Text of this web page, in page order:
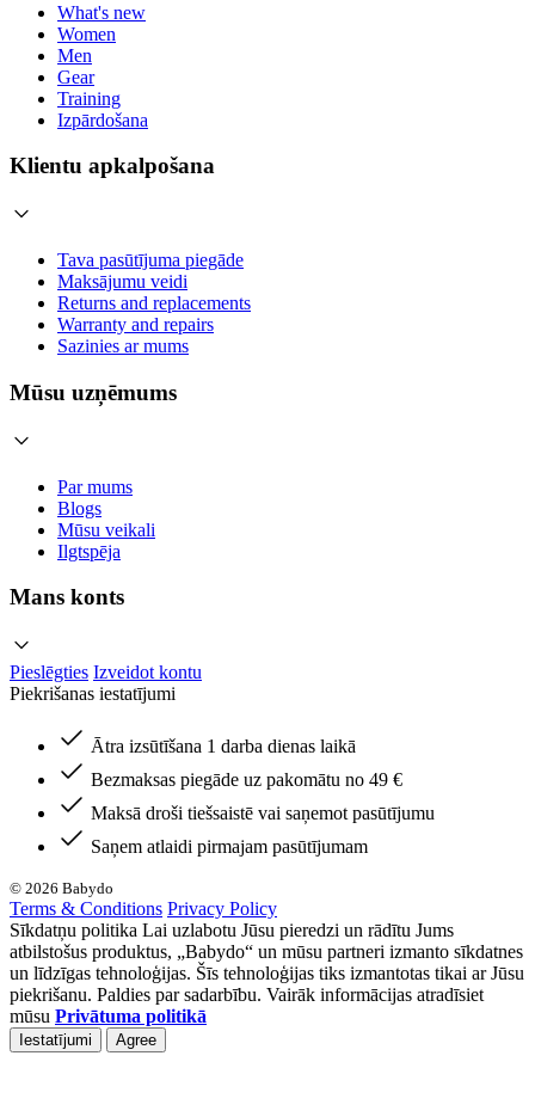
What's new
Women
Men
Gear
Training
Izpārdošana
Klientu apkalpošana
Tava pasūtījuma piegāde
Maksājumu veidi
Returns and replacements
Warranty and repairs
Sazinies ar mums
Mūsu uzņēmums
Par mums
Blogs
Mūsu veikali
Ilgtspēja
Mans konts
Pieslēgties Izveidot kontu
Piekrišanas iestatījumi
Ātra izsūtīšana 1 darba dienas laikā
Bezmaksas piegāde uz pakomātu no 49 €
Maksā droši tiešsaistē vai saņemot pasūtījumu
Saņem atlaidi pirmajam pasūtījumam
© 2026 Babydo
Terms & Conditions Privacy Policy
Sīkdatņu politika Lai uzlabotu Jūsu pieredzi un rādītu Jums
atbilstošus produktus, „Babydo“ un mūsu partneri izmanto sīkdatnes
un līdzīgas tehnoloģijas. Šīs tehnoloģijas tiks izmantotas tikai ar Jūsu
piekrišanu. Paldies par sadarbību. Vairāk informācijas atradīsiet
mūsu Privātuma politikā
Iestatījumi Agree